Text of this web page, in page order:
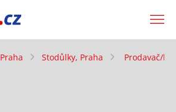
Praha Stodůlky, Praha Prodavač/